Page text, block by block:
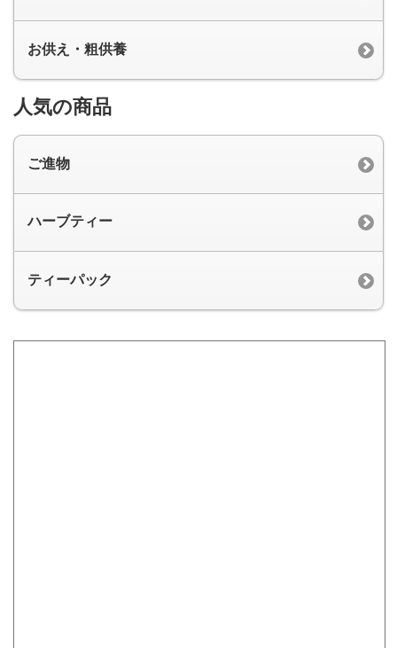
お供え・粗供養
人気の商品
ご進物
ハーブティー
ティーパック